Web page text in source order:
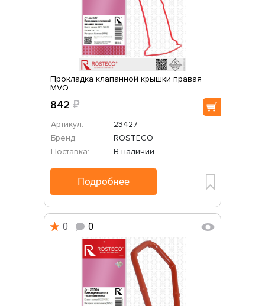
Прокладка клапанной крышки правая
MVQ
842 ₽
Артикул:
23427
Бренд:
ROSTECO
Поставка:
В наличии
Подробнее
0 0